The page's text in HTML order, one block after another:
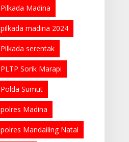
Pilkada Madina
pilkada madina 2024
Pilkada serentak
PLTP Sorik Marapi
Polda Sumut
polres Madina
polres Mandailing Natal